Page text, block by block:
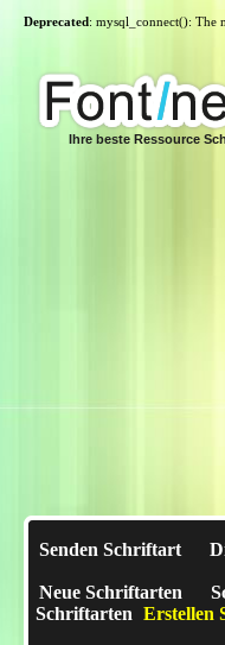
Deprecated: mysql_connect(): The
Ihre beste Ressource
Senden Schriftart
Neue Schriftarten
Schriftarten Erstellen